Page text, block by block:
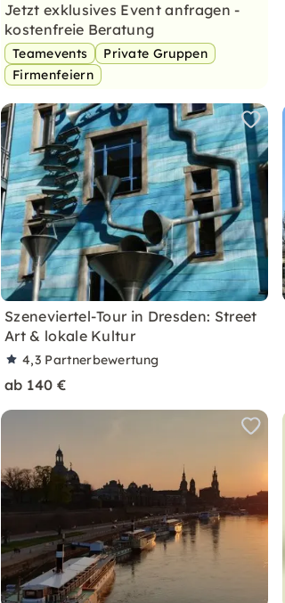
Jetzt exklusives Event anfragen -
kostenfreie Beratung
Teamevents
Private Gruppen
Firmenfeiern
Szeneviertel-Tour in Dresden: Street
Art & lokale Kultur
4,3 Partnerbewertung
ab 140 €